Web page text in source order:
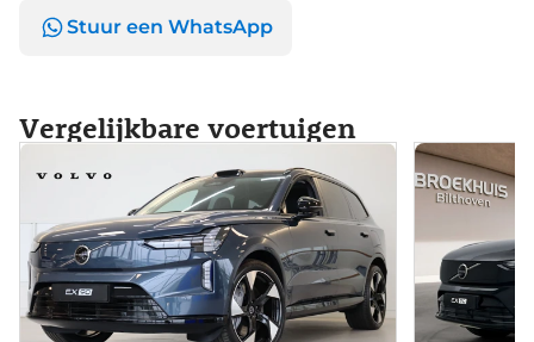
Stuur een WhatsApp
Vergelijkbare voertuigen